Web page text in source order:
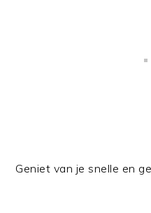
Geniet van je snelle en